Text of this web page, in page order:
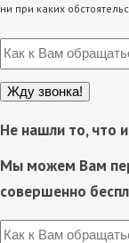
ни при каких
Не нашли то, что
Мы можем Вам
совершенно